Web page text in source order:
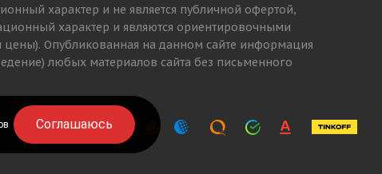
характер и не является публичной офертой,
характер и являются ориентировочными
цены). Опубликованная на данном сайте информация
любых материалов сайта без письменного
Соглашаюсь
Соглашаюсь